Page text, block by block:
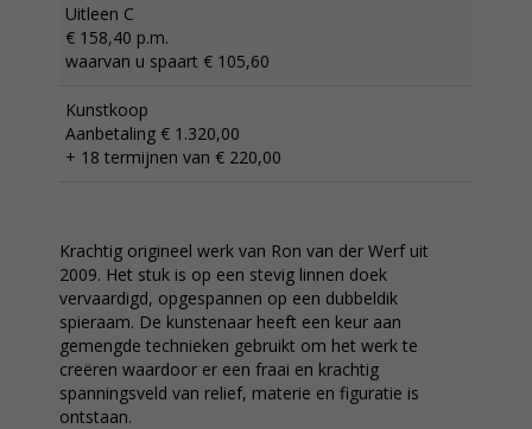
Uitleen C
€ 158,40 p.m.
waarvan u spaart € 105,60
Kunstkoop
Aanbetaling € 1.320,00
+ 18 termijnen van € 220,00
Krachtig origineel werk van Ron van der Werf uit
2009. Het stuk is op een stevig linnen doek
vervaardigd, opgespannen op een dubbeldik
spieraam. De kunstenaar heeft een keur aan
gemengde technieken gebruikt om het werk te
creëren waardoor er een fraai en krachtig
spanningsveld van relief, materie en figuratie is
ontstaan.